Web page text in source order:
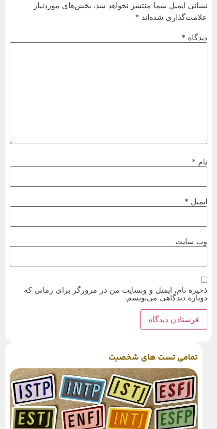
نشانی ایمیل شما منتشر نخواهد شد. بخش‌های موردنیاز
علامت‌گذاری شده‌اند *
دیدگاه *
نام *
ایمیل *
وب‌ سایت
ذخیره نام، ایمیل و وبسایت من در مرورگر برای زمانی که
دوباره دیدگاهی می‌نویسم.
تمامی تست های شخصیت